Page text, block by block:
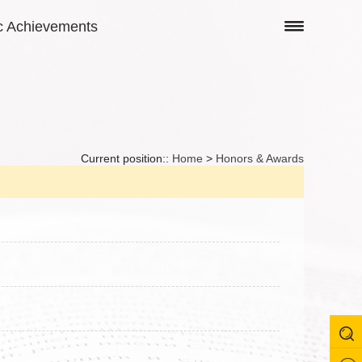
Achievements
Current position:: Home > Honors & Awards